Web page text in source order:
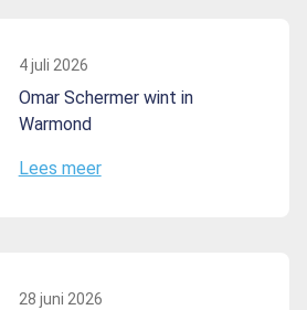
4 juli 2026
Omar Schermer wint in
Warmond
Lees meer
28 juni 2026